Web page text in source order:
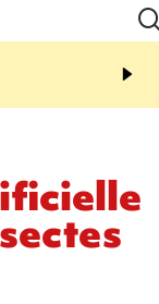
Quatre
pour les